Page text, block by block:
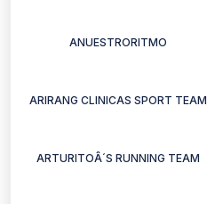
ANUESTRORITMO
ARIRANG CLINICAS SPORT TEAM
ARTURITOÂ´S RUNNING TEAM